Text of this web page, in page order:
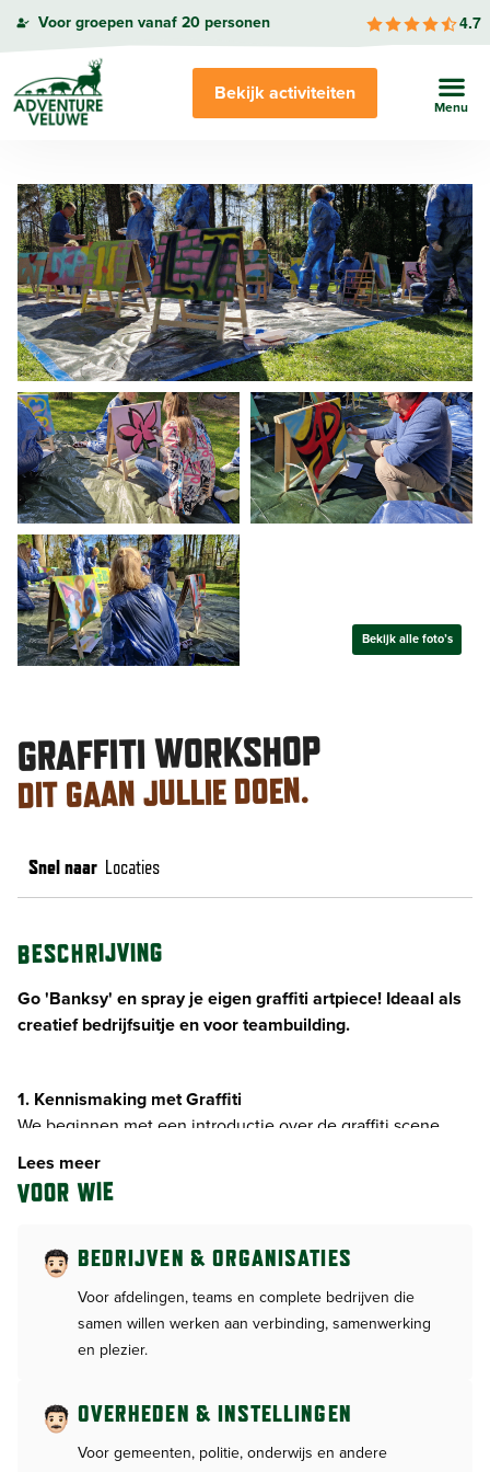
Voor groepen vanaf 20 personen 4.7
Bekijk activiteiten
Bekijk alle foto’s
GRAFFITI WORKSHOP
DIT GAAN JULLIE DOEN.
Snel naar Locaties
BESCHRIJVING
Go 'Banksy' en spray je eigen graffiti artpiece! Ideaal als
creatief bedrijfsuitje en voor teambuilding.
1. Kennismaking met Graffiti
We beginnen met een introductie over de graffiti scene.
Wat is graffiti? Waarom doen mensen het? Wat zijn de
basisregels en technieken? Deze kennis is handig en helpt
je om je creatieve flow op gang te brengen.
2. Spraycan instructie
Daarna krijgen jullie instructies over het gebruik van
spuitbussen. Onze ervaren artist geeft een demonstratie
over hoe je de spuitbussen moet gebruiken. Je leert hoe je
verschillende lijnen, vormen en effecten kunt creëren. Is
3: Tijd om eigen design te maken!
Nu is het tijd dat ieder teamlid een eigen design gaat
Lees meer
VOOR WIE
BEDRIJVEN & ORGANISATIES
Voor afdelingen, teams en complete bedrijven die
samen willen werken aan verbinding, samenwerking
en plezier.
OVERHEDEN & INSTELLINGEN
Voor gemeenten, politie, onderwijs en andere